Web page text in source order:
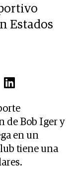
Estados
de Bob Iger y
en un
tiene una